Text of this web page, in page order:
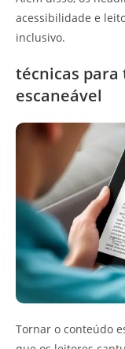
acessibilidade e
inclusivo.
técnicas
escaneável
Tornar o conteúdo